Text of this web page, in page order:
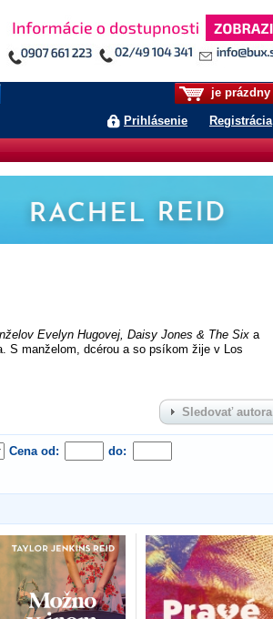
je prázdny
Prihlásenie Registrácia
Evelyn Hugovej, Daisy Jones & The Six a
S manželom, dcérou a so psíkom žije v Los
Sledovať autora
Cena od:
do: